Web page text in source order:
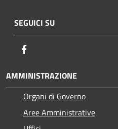
SEGUICI SU
AMMINISTRAZIONE
Organi di Governo
Aree Amministrative